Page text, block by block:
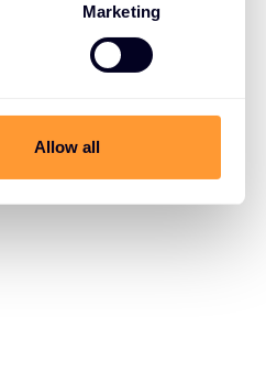
Marketing
Allow all